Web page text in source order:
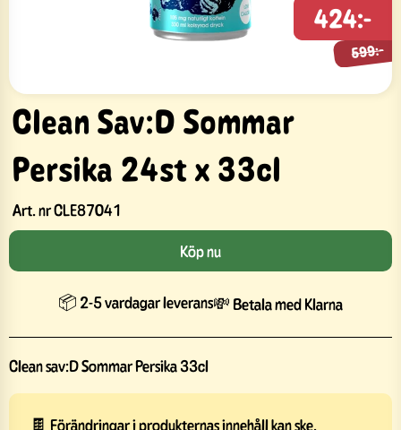
Clean Sav:D Sommar
Persika 24st x 33cl
Art. nrCLE87041
424:-
599:-
599:-
Köp nu
📦 2-5 vardagar leverans💸 Betala med Klarna
Clean sav:D Sommar Persika 33cl
🍫 Förändringar i produkternas innehåll kan ske.